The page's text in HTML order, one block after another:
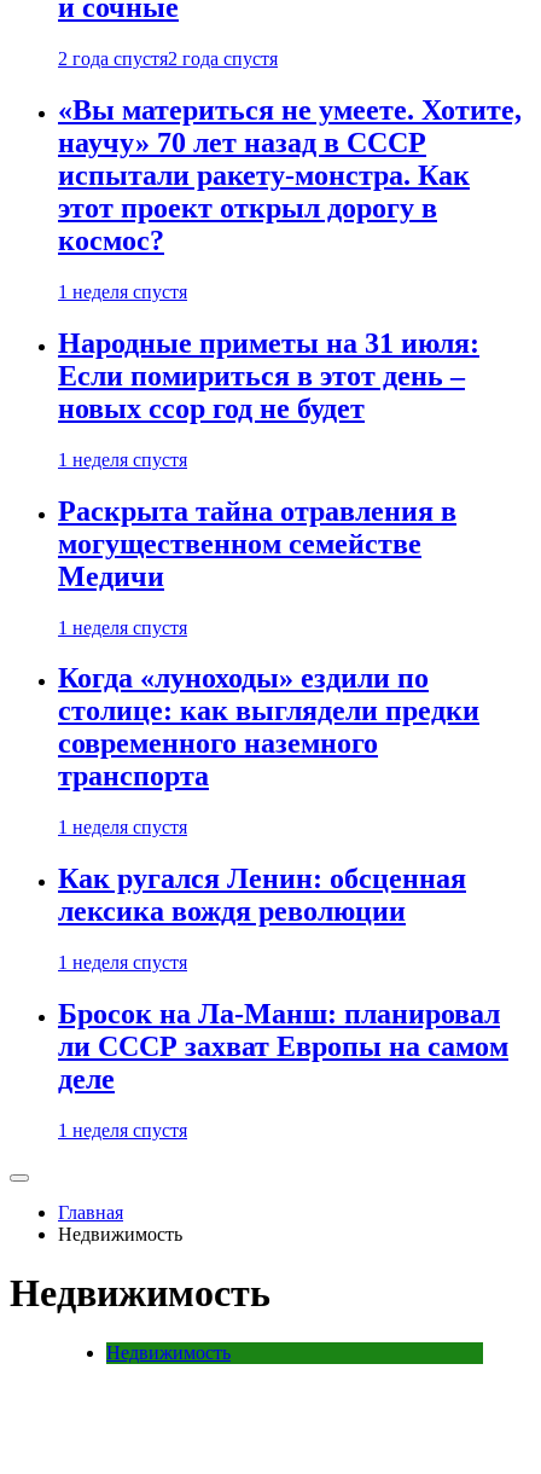
и сочные
2 года спустя2 года спустя
«Вы материться не умеете. Хотите,
научу» 70 лет назад в СССР
испытали ракету-монстра. Как
этот проект открыл дорогу в
космос?
1 неделя спустя
Народные приметы на 31 июля:
Если помириться в этот день –
новых ссор год не будет
1 неделя спустя
Раскрыта тайна отравления в
могущественном семействе
Медичи
1 неделя спустя
Когда «луноходы» ездили по
столице: как выглядели предки
современного наземного
транспорта
1 неделя спустя
Как ругался Ленин: обсценная
лексика вождя революции
1 неделя спустя
Бросок на Ла-Манш: планировал
ли СССР захват Европы на самом
деле
1 неделя спустя
Главная
Недвижимость
Недвижимость
Недвижимость